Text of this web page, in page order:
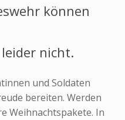
können
nicht.
und Soldaten
bereiten. Werden
Weihnachtspakete. In